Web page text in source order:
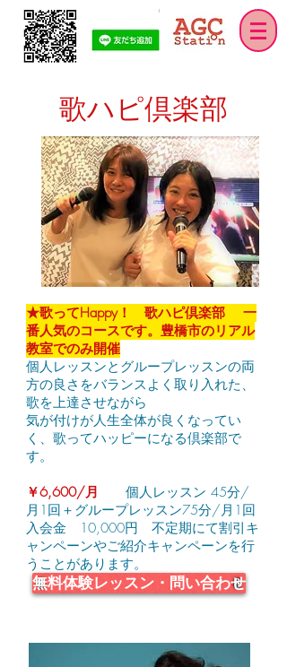
歌ハピ倶楽部
★歌ってHappy！ 歌ハピ倶楽部​​ 一
番人気のコースです。豊橋市のリアル
教室でのみ開催
個人レッスンとグループレッスンの両
方の良さをバランスよく取り入れた、
歌を上達させながら
気が付けが人生全体が良くなってい
く、歌ってハッピーになる倶楽部で
す。
￥6,600/月 個人レッスン 45分/
月1回＋グループレッスン75分/月1回
入会金 10,000円 不定期にて割引キ
ャンペーンやご紹介キャンペーンを行
うことがあります。
無料体験レッスン・問い合わせ